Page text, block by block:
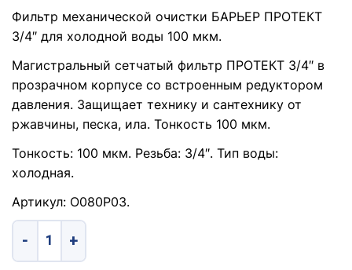
Фильтр механической очистки БАРЬЕР ПРОТЕКТ
3/4″ для холодной воды 100 мкм.
Магистральный сетчатый фильтр ПРОТЕКТ 3/4″ в
прозрачном корпусе со встроенным редуктором
давления. Защищает технику и сантехнику от
ржавчины, песка, ила. Тонкость 100 мкм.
Тонкость: 100 мкм. Резьба: 3/4″. Тип воды:
холодная.
Артикул: О080Р03.
Количество товара Фильтр механической очистки